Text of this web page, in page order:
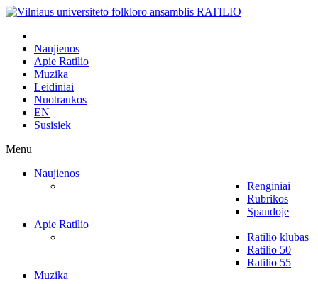
Naujienos
Apie Ratilio
Muzika
Leidiniai
Nuotraukos
EN
Susisiek
Menu
Naujienos
Renginiai
Rubrikos
Spaudoje
Apie Ratilio
Ratilio klubas
Ratilio 50
Ratilio 55
Muzika